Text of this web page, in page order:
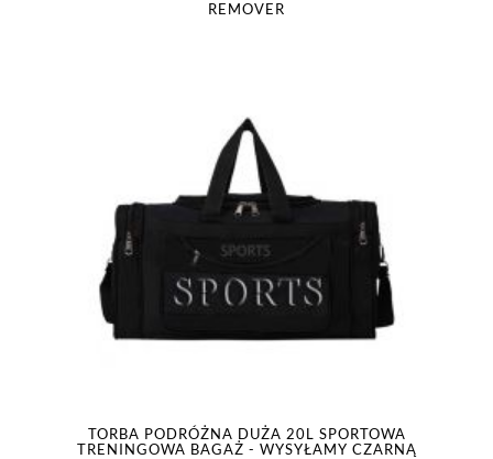
REMOVER
TORBA PODRÓŻNA DUŻA 20L SPORTOWA
TRENINGOWA BAGAŻ - WYSYŁAMY CZARNĄ